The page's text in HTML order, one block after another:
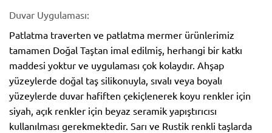
Duvar Uygulaması:
Patlatma traverten ve patlatma mermer ürünlerimiz
tamamen Doğal Taştan imal edilmiş, herhangi bir katkı
maddesi yoktur ve uygulaması çok kolaydır. Ahşap
yüzeylerde doğal taş silikonuyla, sıvalı veya boyalı
yüzeylerde duvar hafiften çekiçlenerek koyu renkler için
siyah, açık renkler için beyaz seramik yapıştırıcısı
kullanılması gerekmektedir. Sarı ve Rustik renkli taşlarda